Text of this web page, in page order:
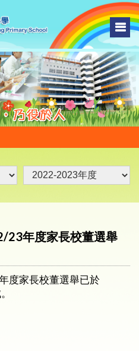
23年度家長校董選舉
度家長校董選舉已於